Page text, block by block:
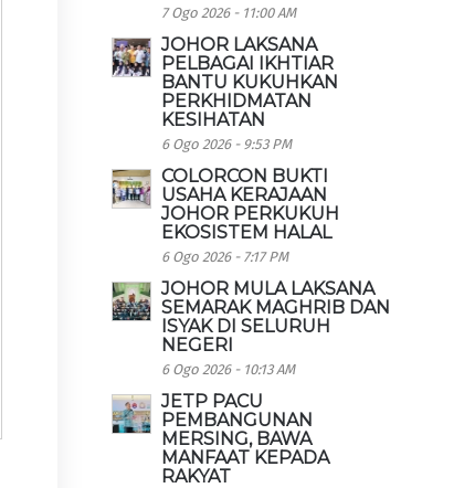
7 Ogo 2026 - 11:00 AM
JOHOR LAKSANA
PELBAGAI IKHTIAR
BANTU KUKUHKAN
PERKHIDMATAN
KESIHATAN
6 Ogo 2026 - 9:53 PM
COLORCON BUKTI
USAHA KERAJAAN
JOHOR PERKUKUH
EKOSISTEM HALAL
6 Ogo 2026 - 7:17 PM
JOHOR MULA LAKSANA
SEMARAK MAGHRIB DAN
ISYAK DI SELURUH
NEGERI
6 Ogo 2026 - 10:13 AM
JETP PACU
PEMBANGUNAN
MERSING, BAWA
MANFAAT KEPADA
RAKYAT